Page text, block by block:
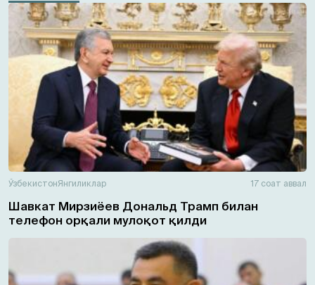
ЎзбекистонЯнгиликлар 17 соат аввал
Шавкат Мирзиёев Дональд Трамп билан
телефон орқали мулоқот қилди